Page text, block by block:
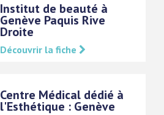
Institut de beauté à
Genève Paquis Rive
Droite
Découvrir la fiche
Centre Médical dédié à
l'Esthétique : Genève